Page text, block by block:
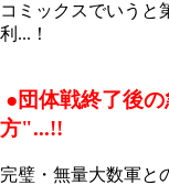
コミックスでいうと
利...！
●団体戦終了後
方"...!!
完璧・無量大数軍と